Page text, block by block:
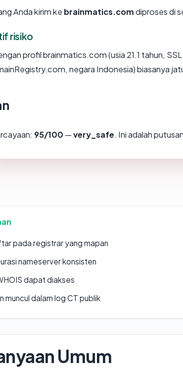
Anda kirim ke brainmatics.comdiproses di
risiko
profil brainmatics.com (usia 21.1 tahun,
negara Indonesia) biasanya
95/100 —very_safe. Ini adalah
pada registrar yang mapan
nameserver konsisten
dapat diakses
muncul dalam log CT publik
Umum